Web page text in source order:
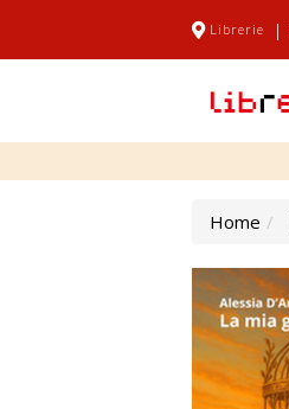
Librerie |
Home